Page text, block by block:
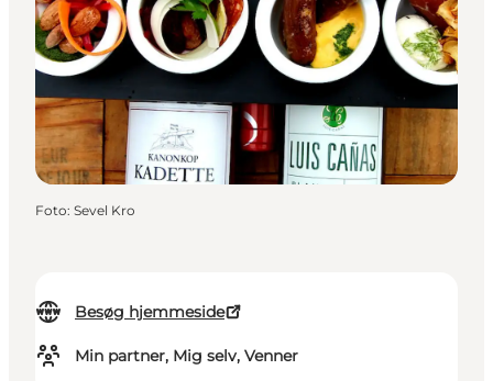
Besøg hjemmeside
Min partner, Mig selv, Venner
Foto: Sevel Kro